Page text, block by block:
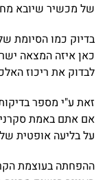
של מכשיר שיובא
כאן איזה המצאה
לבדוק את ריכוז
אם אתם באמת
על בליעה אופטית
ההפחתה בעוצמת